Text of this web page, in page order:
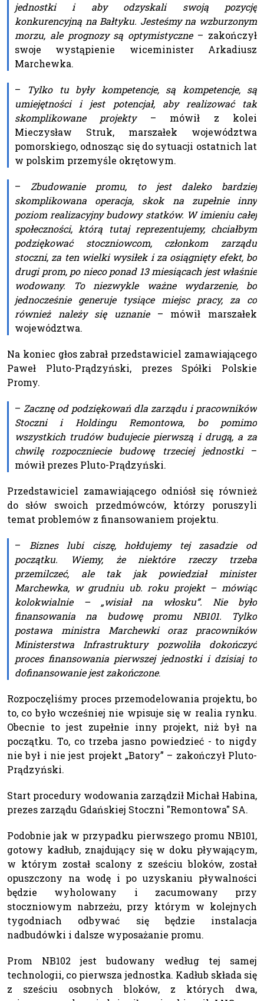
jednostki i aby odzyskali swoją pozycję
konkurencyjną na Bałtyku. Jesteśmy na wzburzonym
morzu, ale prognozy są optymistyczne– zakończył
swoje wystąpienie wiceminister Arkadiusz
Marchewka.
–
Tylko tu były kompetencje, są kompetencje, są
umiejętności i jest potencjał, aby realizować tak
skomplikowane projekty– mówił z kolei
Mieczysław Struk, marszałek województwa
pomorskiego, odnosząc się do sytuacji ostatnich lat
w polskim przemyśle okrętowym.
– Zbudowanie promu, to jest daleko bardziej
skomplikowana operacja, skok na zupełnie inny
poziom realizacyjny budowy statków. W imieniu całej
społeczności, którą tutaj reprezentujemy, chciałbym
podziękować stoczniowcom, członkom zarządu
stoczni, za ten wielki wysiłek i za osiągnięty efekt, bo
drugi prom, po nieco ponad 13 miesiącach jest właśnie
wodowany. To niezwykle ważne wydarzenie, bo
jednocześnie generuje tysiące miejsc pracy, za co
również należy się uznanie– mówił marszałek
województwa.
Na koniec głos zabrał przedstawiciel zamawiającego
Paweł Pluto-Prądzyński, prezes Spółki Polskie
Promy.
– Zacznę od podziękowań dla zarządu i pracowników
Stoczni i Holdingu Remontowa, bo pomimo
wszystkich trudów budujecie pierwszą i drugą, a za
chwilę rozpoczniecie budowę trzeciej jednostki–
mówił prezes Pluto-Prądzyński.
Przedstawiciel zamawiającego odniósł się również
do słów swoich przedmówców, którzy poruszyli
temat problemów z finansowaniem projektu.
–
Biznes lubi ciszę, hołdujemy tej zasadzie od
początku. Wiemy, że niektóre rzeczy trzeba
przemilczeć, ale tak jak powiedział minister
Marchewka, w grudniu ub. roku projekt – mówiąc
kolokwialnie – „wisiał na włosku”. Nie było
finansowania na budowę promu NB101. Tylko
postawa ministra Marchewki oraz pracowników
Ministerstwa Infrastruktury pozwoliła dokończyć
proces finansowania pierwszej jednostki i dzisiaj to
dofinansowanie jest zakończone.
Rozpoczęliśmy proces przemodelowania projektu, bo
to, co było wcześniej nie wpisuje się w realia rynku.
Obecnie to jest zupełnie inny projekt, niż był na
początku. To, co trzeba jasno powiedzieć - to nigdy
nie był i nie jest projekt „Batory” – zakończył Pluto-
Prądzyński.
Start procedury wodowania zarządził Michał Habina,
prezes zarządu Gdańskiej Stoczni "Remontowa" SA.
Podobnie jak w przypadku pierwszego promu NB101,
gotowy kadłub, znajdujący się w doku pływającym,
w którym został scalony z sześciu bloków, został
opuszczony na wodę i po uzyskaniu pływalności
będzie wyholowany i zacumowany przy
stoczniowym nabrzeżu, przy którym w kolejnych
tygodniach odbywać się będzie instalacja
nadbudówki i dalsze wyposażanie promu.
Prom NB102 jest budowany według tej samej
technologii, co pierwsza jednostka. Kadłub składa się
z sześciu osobnych bloków, z których dwa,